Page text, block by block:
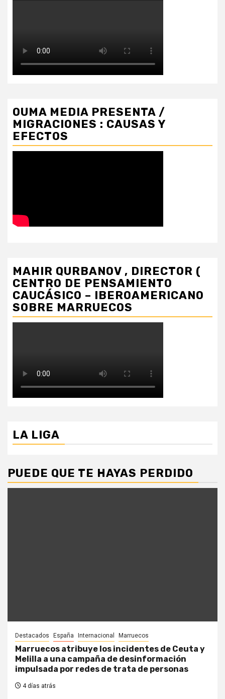
OUMA MEDIA PRESENTA /
MIGRACIONES : CAUSAS Y
EFECTOS
MAHIR QURBANOV , DIRECTOR (
CENTRO DE PENSAMIENTO
CAUCÁSICO – IBEROAMERICANO
SOBRE MARRUECOS
LA LIGA
PUEDE QUE TE HAYAS PERDIDO
Destacados España Internacional Marruecos
Marruecos atribuye los incidentes de Ceuta y
Melilla a una campaña de desinformación
impulsada por redes de trata de personas
4 días atrás